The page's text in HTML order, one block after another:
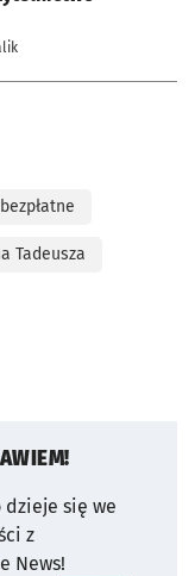
Tadeusza
dzieje się we
z
News!